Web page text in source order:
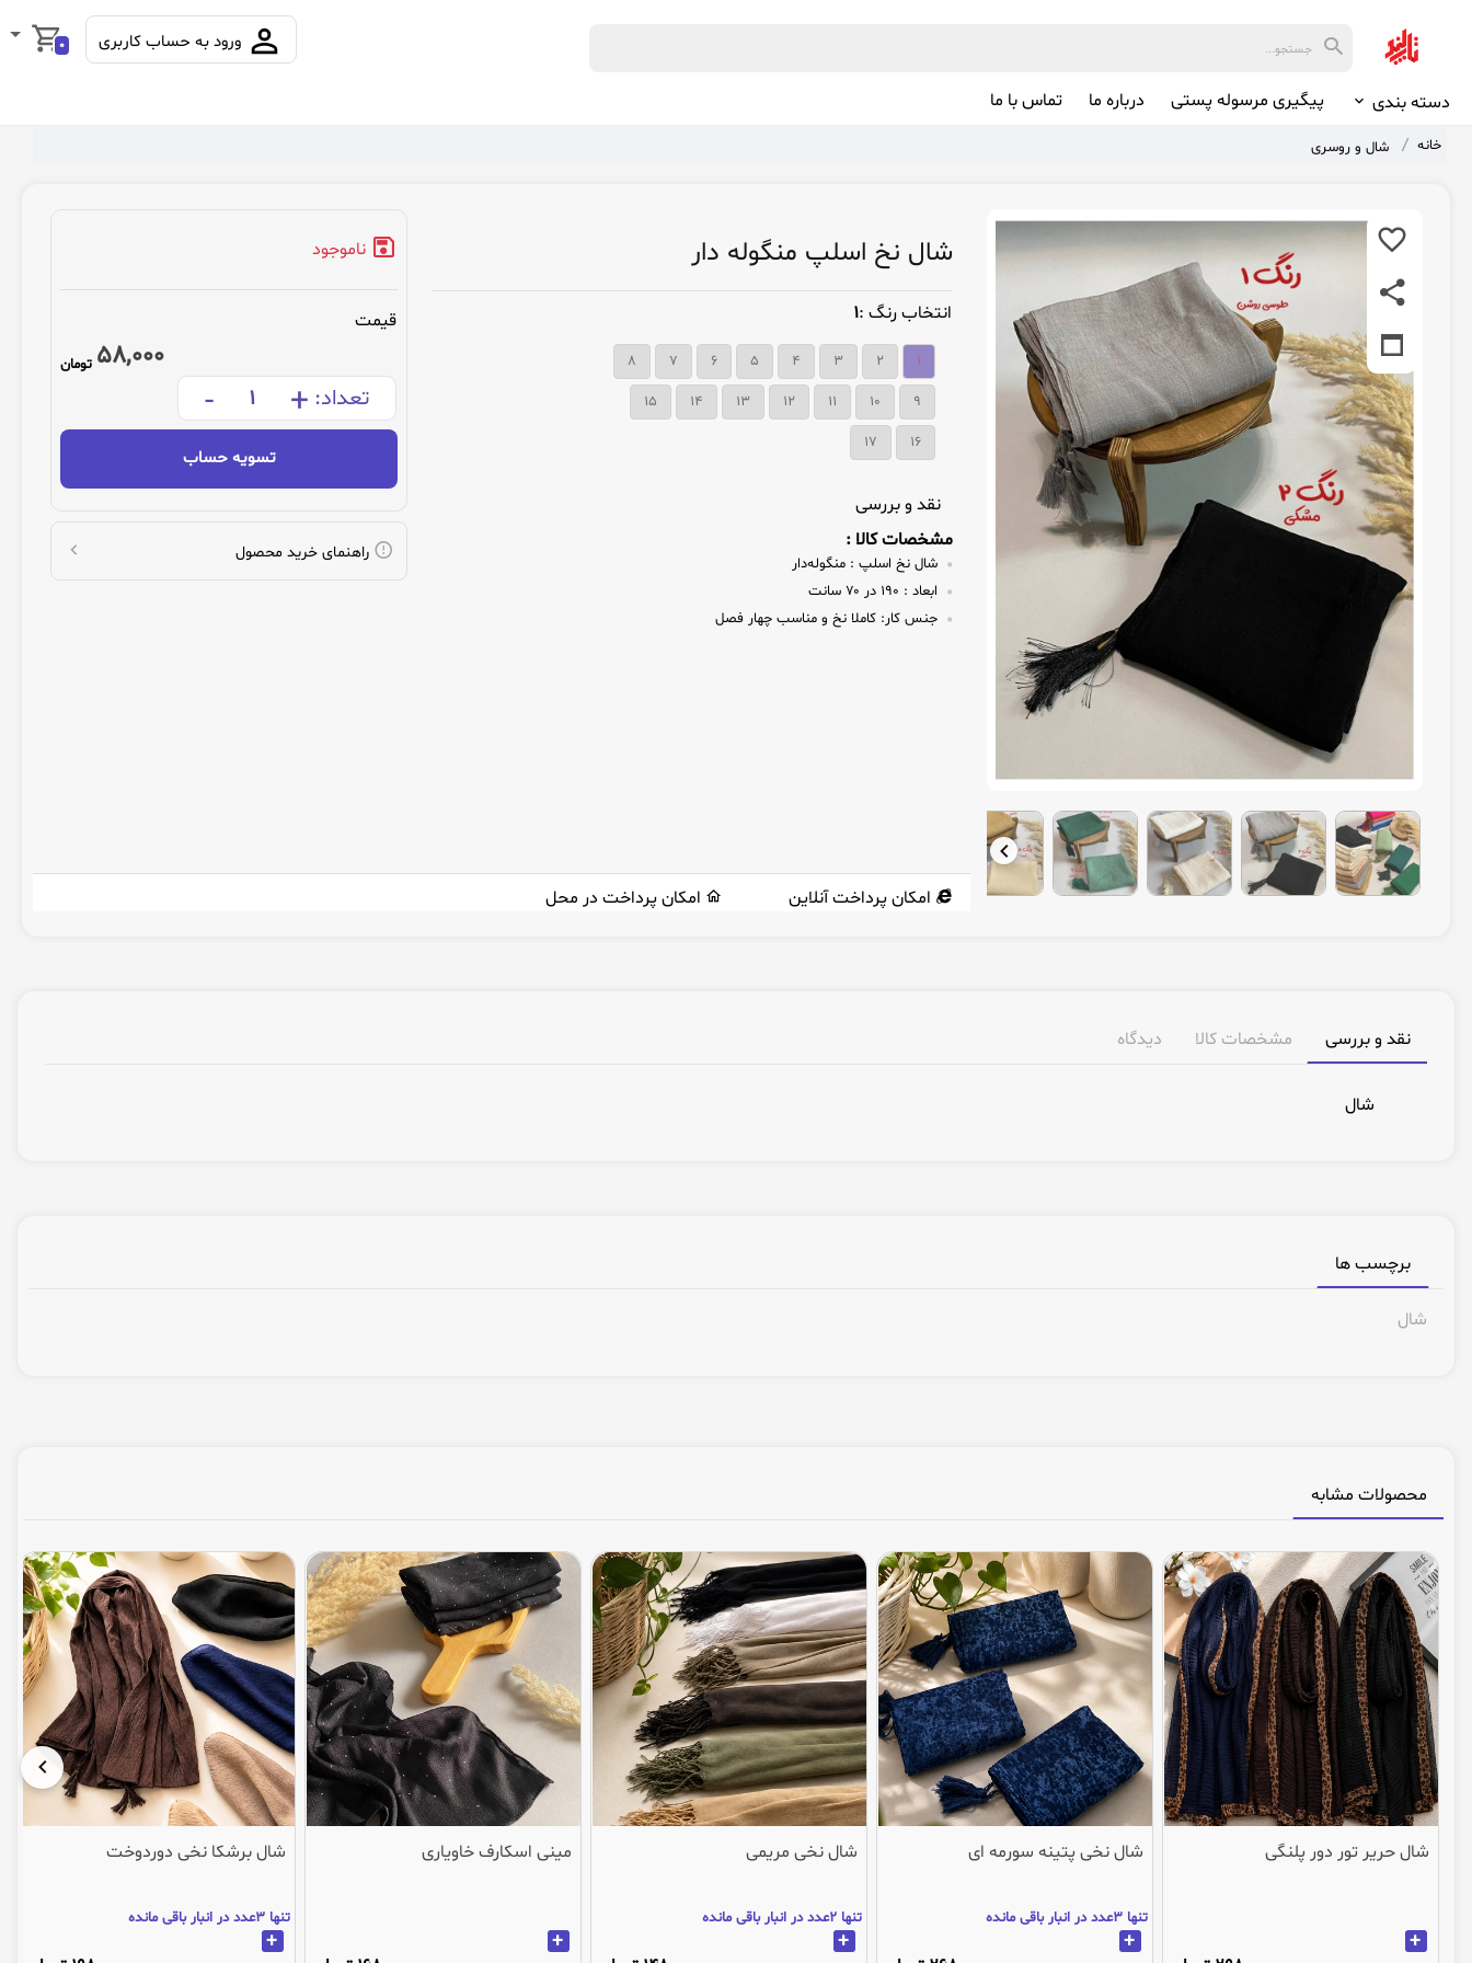
0 ورود به حساب کاربری
دسته بندی پیگیری مرسوله پستی درباره ما تماس با ما
خانه شال و روسری
شال نخ اسلپ منگوله دار
انتخاب رنگ :۱
۱ ۲ ۳ ۴ ۵ ۶ ۷ ۸
9
10
11
12
13
14
15
16
17
نقد و بررسی
مشخصات کالا :
شال نخ اسلپ : منگوله‌دار
ابعاد :
جنس کار: کاملا نخ و مناسب چهار فصل
ناموجود
قیمت
58,000 تومان
تعداد: +
-
تسویه حساب
راهنمای خرید محصول
امکان پرداخت آنلاین امکان پرداخت در محل
نقد و بررسی مشخصات کالا دیدگاه
شال
برچسب ها
شال
محصولات مشابه
شال حریر تور دور پلنگی
+
شال نخی پتینه سورمه ای
تنها 3عدد در انبار باقی مانده
+
شال نخی مریمی
تنها 2عدد در انبار باقی مانده
+
مینی اسکارف خاویاری
+
شال برشکا نخی دوردوخت
تنها 3عدد در انبار باقی مانده
+